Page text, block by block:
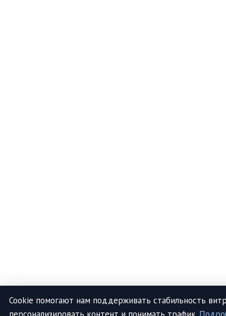
Cookie помогают нам поддерживать стабильность